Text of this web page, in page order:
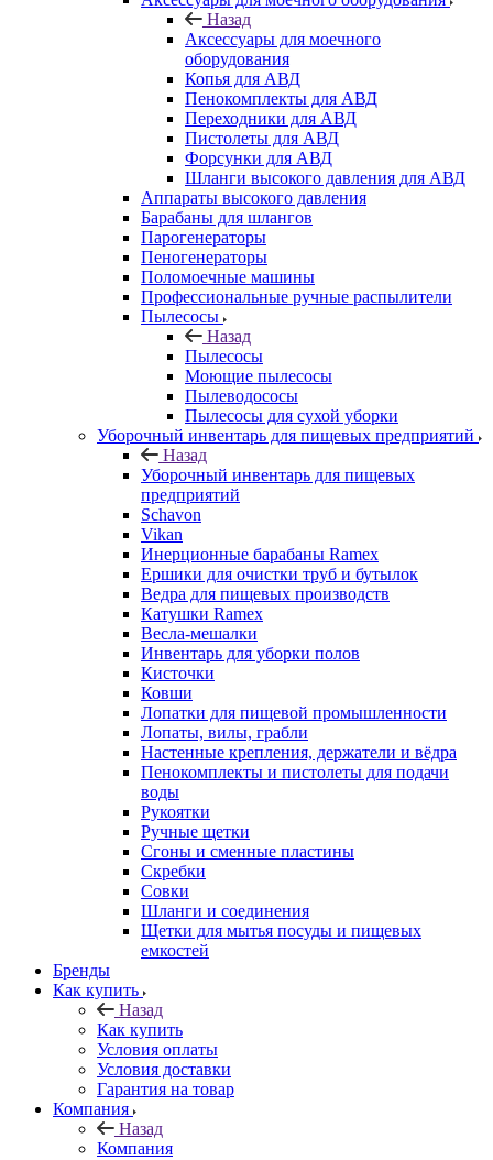
Назад
Аксессуары для моечного
оборудования
Копья для АВД
Пенокомплекты для АВД
Переходники для АВД
Пистолеты для АВД
Форсунки для АВД
Шланги высокого давления для АВД
Аппараты высокого давления
Барабаны для шлангов
Парогенераторы
Пеногенераторы
Поломоечные машины
Профессиональные ручные распылители
Пылесосы
Назад
Пылесосы
Моющие пылесосы
Пылеводососы
Пылесосы для сухой уборки
Уборочный инвентарь для пищевых предприятий
Назад
Уборочный инвентарь для пищевых
предприятий
Schavon
Vikan
Инерционные барабаны Ramex
Ершики для очистки труб и бутылок
Ведра для пищевых производств
Катушки Ramex
Весла-мешалки
Инвентарь для уборки полов
Кисточки
Ковши
Лопатки для пищевой промышленности
Лопаты, вилы, грабли
Настенные крепления, держатели и вёдра
Пенокомплекты и пистолеты для подачи
воды
Рукоятки
Ручные щетки
Сгоны и сменные пластины
Скребки
Совки
Шланги и соединения
Щетки для мытья посуды и пищевых
емкостей
Бренды
Как купить
Назад
Как купить
Условия оплаты
Условия доставки
Гарантия на товар
Компания
Назад
Компания